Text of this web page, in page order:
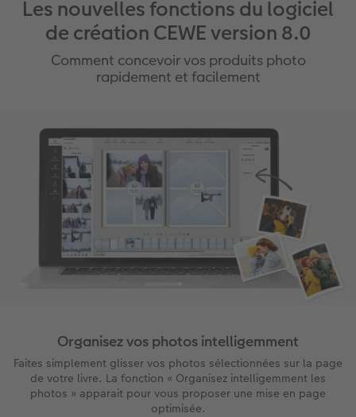
Les nouvelles fonctions du logiciel
de création CEWE version 8.0
Comment concevoir vos produits photo
rapidement et facilement
Organisez vos photos intelligemment
Faites simplement glisser vos photos sélectionnées sur la page
de votre livre. La fonction « Organisez intelligemment les
photos » apparait pour vous proposer une mise en page
optimisée.